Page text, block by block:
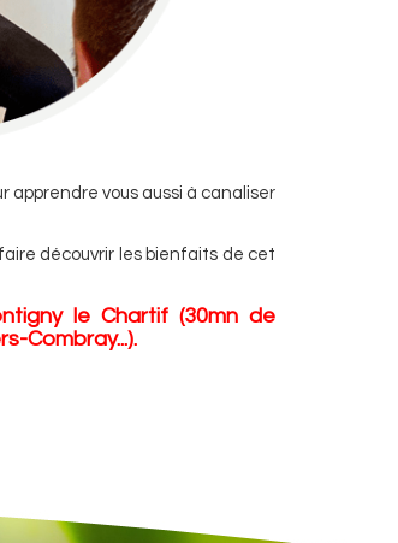
apprendre vous aussi à canaliser
découvrir les bienfaits de cet
le Chartif (30mn de
Combray...).